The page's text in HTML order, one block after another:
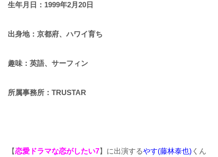
生年月日：1999年2月20日
出身地：京都府、ハワイ育ち
趣味：英語、サーフィン
所属事務所：TRUSTAR
【恋愛ドラマな恋がしたい7】に出演するやす(藤林泰也) くん